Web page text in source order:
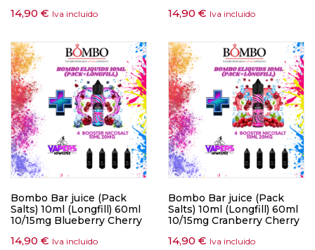
14,90 € Iva incluido 14,90 € Iva incluido
Bombo Bar juice (Pack
Salts) 10ml (Longfill) 60ml
10/15mg Blueberry Cherry
14,90 € Iva incluido
Bombo Bar juice (Pack
Salts) 10ml (Longfill) 60ml
10/15mg Cranberry Cherry
14,90 € Iva incluido